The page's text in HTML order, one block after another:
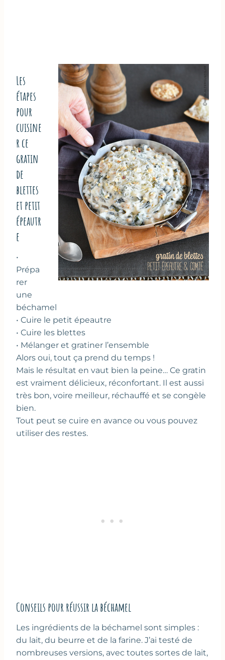
Les
étapes
pour
cuisine
r ce
gratin
de
blettes
et petit
épeautr
e
•
Prépa
rer
une
béchamel
• Cuire le petit épeautre
• Cuire les blettes
• Mélanger et gratiner l’ensemble
Alors oui, tout ça prend du temps !
Mais le résultat en vaut bien la peine… Ce gratin
est vraiment délicieux, réconfortant. Il est aussi
très bon, voire meilleur, réchauffé et se congèle
bien.
Tout peut se cuire en avance ou vous pouvez
utiliser des restes.
Conseils pour réussir la béchamel
Les ingrédients de la béchamel sont simples :
du lait, du beurre et de la farine. J’ai testé de
nombreuses versions, avec toutes sortes de lait,